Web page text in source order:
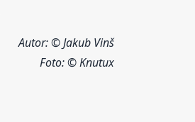
Autor: © Jakub Vinš
Foto:© Knutux